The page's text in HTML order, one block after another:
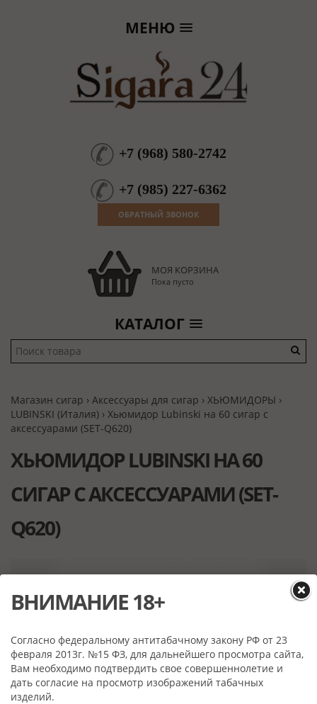
МЕНЮ
+7 (968) 580-2742
+7 (985) 227-6362
ОБРАТНЫЙ ЗВОНОК
МОЯ КОРЗИНА
Пока пусто
КАТАЛОГ
Магазин сигар › Аксессуары для сигар › ХЬЮМИДОРЫ ›
LUBINSKI (Италия) › Хьюмидор Lubinski на 60 сигар с
аксессуарами (SET-Q620)
ХЬЮМИДОР LUBINSKI НА 60
СИГАР С АКСЕССУАРАМИ (SET-
Q620)
ВНИМАНИЕ 18+
Согласно федеральному антитабачному закону РФ от 23
февраля 2013г. №15 ФЗ, для дальнейшего просмотра сайта,
Вам необходимо подтвердить свое совершеннолетие и
дать согласие на просмотр изображений табачных
изделий.